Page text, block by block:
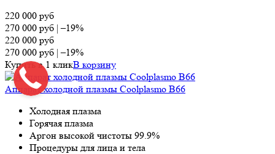
220 000 руб
270 000 руб |–19%
220 000 руб
270 000 руб |–19%
Купить в 1 кликВ корзину
Аппарат холодной плазмы Coolplasmo B66
Холодная плазма
Горячая плазма
Аргон высокой чистоты 99.9%
Процедуры для лица и тела